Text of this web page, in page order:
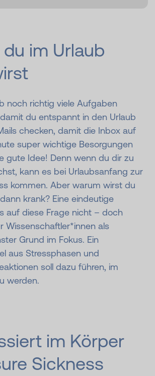
im Urlaub
noch richtig viele Aufgaben
du entspannt in den Urlaub
checken, damit die Inbox auf
super wichtige Besorgungen
gute Idee! Denn wenn du dir zu
kann es bei Urlaubsanfang zur
kommen. Aber warum wirst du
krank? Eine eindeutige
auf diese Frage nicht – doch
Wissenschaftler*innen als
Grund im Fokus. Ein
aus Stressphasen und
soll dazu führen, im
werden.
im Körper
Sickness